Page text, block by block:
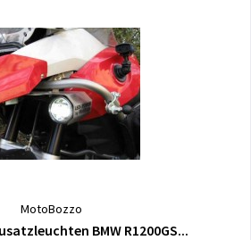
MotoBozzo
BMW R1200GS...